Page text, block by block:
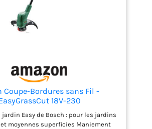
Coupe-Bordures sans Fil -
18V-230
jardin Easy de Bosch : pour les jardins
moyennes superficies Maniement